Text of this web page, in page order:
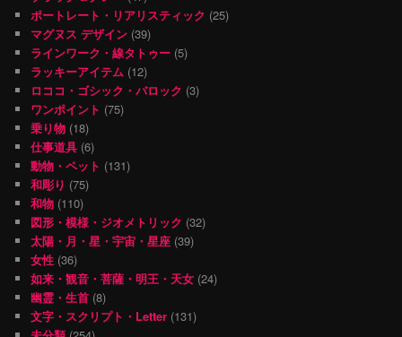
ポートレート・リアリスティック (25)
マグヌス デザイン (39)
ラインワーク・線タトゥー (5)
ラッキーアイテム (12)
ロココ・ゴシック・バロック (3)
ワンポイント (75)
乗り物 (18)
仕事道具 (6)
動物・ペット (131)
和彫り (75)
和物 (110)
図形・模様・ジオメトリック (32)
太陽・月・星・宇宙・星座 (39)
女性 (36)
如来・観音・菩薩・明王・天女 (24)
幽霊・生首 (8)
文字・スクリプト・Letter (131)